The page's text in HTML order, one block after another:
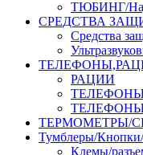
ТЮБИНГ/
СРЕДСТВА
Средства
РАЦИИ
ТЕРМОМЕТРЫ/
Тумблеры/
Клемы/